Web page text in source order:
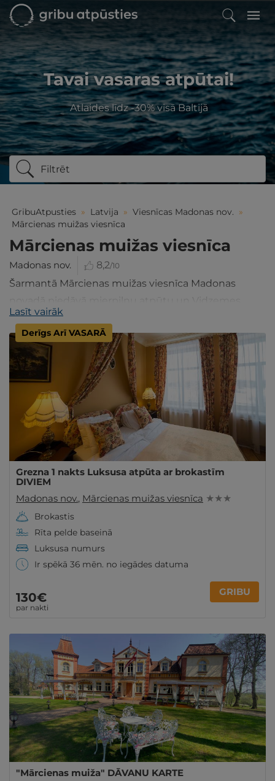
Tavai vasaras atpūtai!
Atlaides līdz -30% visā Baltijā
Filtrēt
GribuAtpusties » Latvija » Viesnīcas Madonas nov. »
Mārcienas muižas viesnīca
Mārcienas muižas viesnīca
Madonas nov. 8,2/10
Šarmantā Mārcienas muižas viesnīca Madonas
dabas skaistumu. Plāno savu brīvdienas ar
gribuatpusties.lv!
Lasīt vairāk
Derīgs Arī VASARĀ
Grezna 1 nakts Luksusa atpūta ar brokastīm
DIVIEM
Madonas nov., Mārcienas muižas viesnīca ★ ★ ★
Brokastis
Rīta pelde baseinā
Luksusa numurs
Ir spēkā 36 mēn. no iegādes datuma
130€
par nakti
GRIBU
"Mārcienas muiža" DĀVANU KARTE